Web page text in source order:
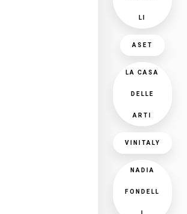
LI
ASET
LA CASA
DELLE
ARTI
VINITALY
NADIA
FONDELL